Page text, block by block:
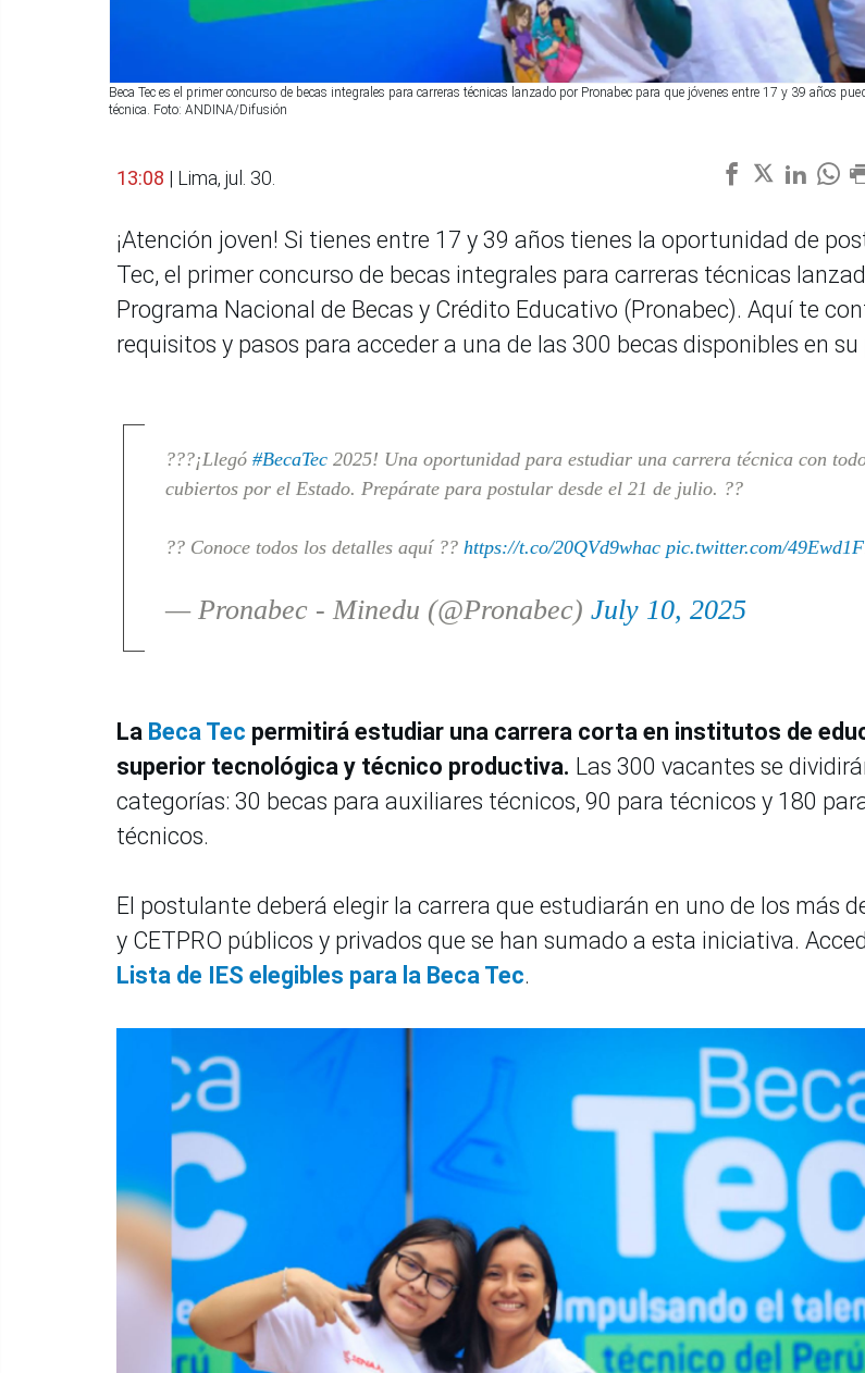
Beca Tec es el primer concurso de becas integrales para carreras técnicas lanzado por Pronabec para que jóvenes entre 17 y 39 años
técnica. Foto: ANDINA/Difusión
13:08 | Lima, jul. 30.
¡Atención joven! Si tienes entre 17 y 39 años tienes la oportunidad de
Tec, el primer concurso de becas integrales para carreras técnicas
Programa Nacional de Becas y Crédito Educativo (Pronabec). Aquí te
requisitos y pasos para acceder a una de las 300 becas disponibles en
???¡Llegó #BecaTec2025! Una oportunidad para estudiar una carrera técnica con
cubiertos por el Estado. Prepárate para postular desde el 21 de julio. ??
?? Conoce todos los detalles aquí ?? https://t.co/20QVd9whac pic.twitter.com/
— Pronabec - Minedu (@Pronabec) July 10, 2025
La Beca Tec permitirá estudiar una carrera corta en institutos de
superior tecnológica y técnico productiva. Las 300 vacantes se
categorías: 30 becas para auxiliares técnicos, 90 para técnicos y 180
técnicos.
El postulante deberá elegir la carrera que estudiarán en uno de los más
y CETPRO públicos y privados que se han sumado a esta iniciativa.
Lista de IES elegibles para la Beca Tec.